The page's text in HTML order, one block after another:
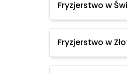
Fryzjerstwo w
Fryzjerstwo w